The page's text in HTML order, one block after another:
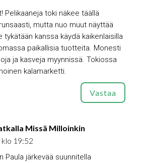
Pelikaaneja toki näkee täällä
mutta nuo muut näyttää
tykätään kanssa käydä kaikenlaisilla
paikallisia tuotteita. Monesti
ja kasveja myynnissä. Tokiossa
kalamarketti.
Vastaa
Missä Milloinkin
19:52
Paula järkevää suunnitella